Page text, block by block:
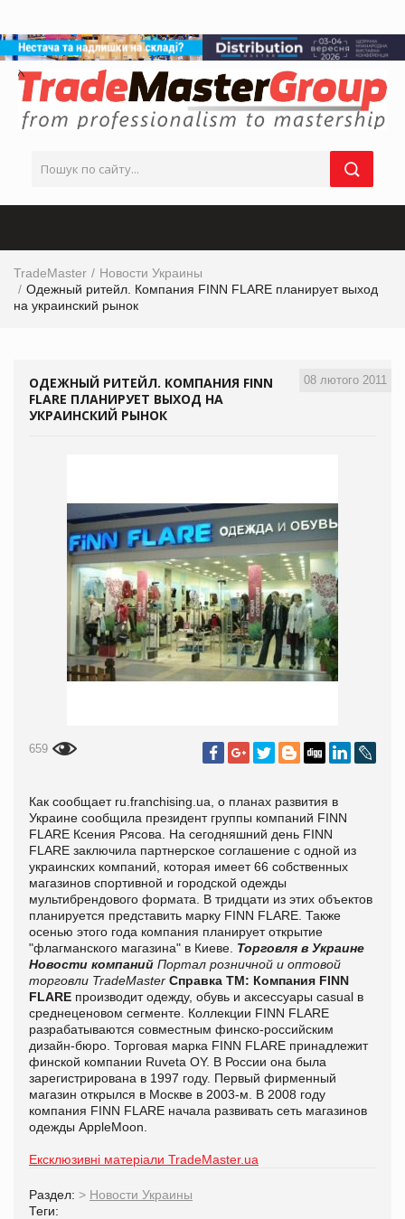
TradeMaster
Новости Украины
Одежный ритейл. Компания FINN FLARE планирует выход
на украинский рынок
08 лютого 2011
ОДЕЖНЫЙ РИТЕЙЛ. КОМПАНИЯ FINN
FLARE ПЛАНИРУЕТ ВЫХОД НА
УКРАИНСКИЙ РЫНОК
659
Как сообщает ru.franchising.ua, о планах развития в
Украине сообщила президент группы компаний FINN
FLARE Ксения Рясова. На сегодняшний день FINN
FLARE заключила партнерское соглашение с одной из
украинских компаний, которая имеет 66 собственных
магазинов спортивной и городской одежды
мультибрендового формата. В тридцати из этих объектов
планируется представить марку FINN FLARE. Также
осенью этого года компания планирует открытие
"флагманского магазина" в Киеве. Торговля в Украине
Новости компаний Портал розничной и оптовой
торговли TradeMaster Справка ТМ: Компания FINN
FLARE производит одежду, обувь и аксессуары casual в
среднеценовом сегменте. Коллекции FINN FLARE
разрабатываются совместным финско-российским
дизайн-бюро. Торговая марка FINN FLARE принадлежит
финской компании Ruveta OY. В России она была
зарегистрирована в 1997 году. Первый фирменный
магазин открылся в Москве в 2003-м. В 2008 году
компания FINN FLARE начала развивать сеть магазинов
одежды AppleMoon.
Ексклюзивні матеріали TradeMaster.ua
Раздел: > Новости Украины
Теги: